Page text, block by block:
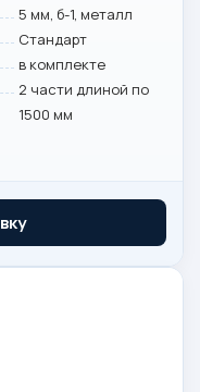
5 мм, б-1, металл
Стандарт
в комплекте
2 части длиной по
1500 мм